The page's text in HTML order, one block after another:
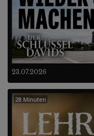
23.07.2026
28 Minuten